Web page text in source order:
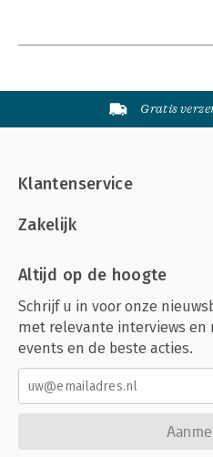
Gratis
Klantenservice
Zakelijk
Altijd op de hoogte
Schrijf u in voor onze
met relevante interviews en
events en de beste acties.